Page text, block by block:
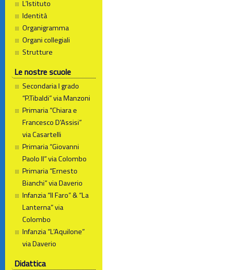
L’Istituto
Identità
Organigramma
Organi collegiali
Strutture
Le nostre scuole
Secondaria I grado
“P.Tibaldi” via Manzoni
Primaria “Chiara e
Francesco D’Assisi”
via Casartelli
Primaria “Giovanni
Paolo II” via Colombo
Primaria “Ernesto
Bianchi” via Daverio
Infanzia “Il Faro” & “La
Lanterna” via
Colombo
Infanzia “L’Aquilone”
via Daverio
Didattica